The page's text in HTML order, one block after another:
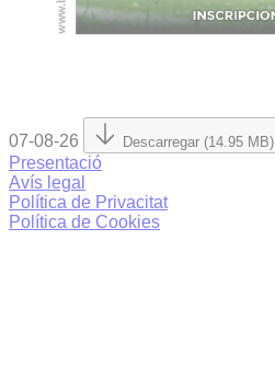
07-08-26 Descarregar (14.95 MB)
Presentació
Avís legal
Política de Privacitat
Política de Cookies